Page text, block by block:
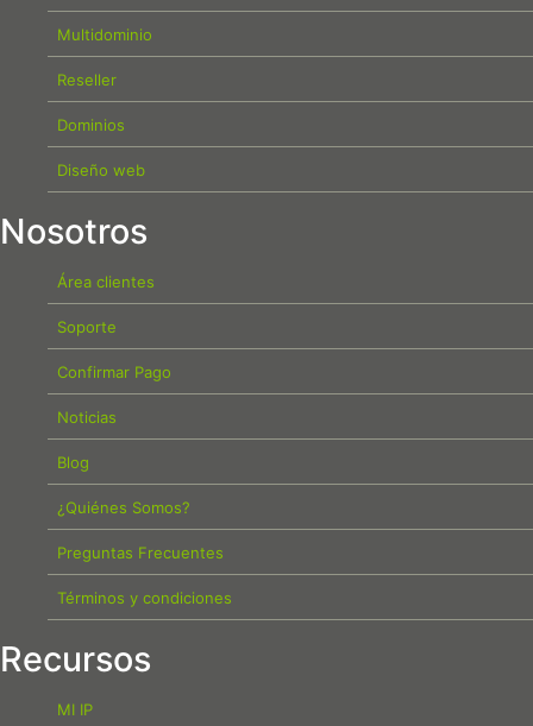
Multidominio
Reseller
Dominios
Diseño web
Nosotros
Área clientes
Soporte
Confirmar Pago
Noticias
Blog
¿Quiénes Somos?
Preguntas Frecuentes
Términos y condiciones
Recursos
MI IP